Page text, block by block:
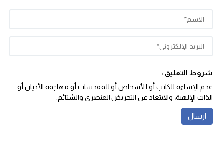
شروط التعليق :
عدم الإساءة للكاتب أو للأشخاص أو للمقدسات أو مهاجمة الأديان أو
الذات الإلهية، والابتعاد عن التحريض العنصري والشتائم‬.